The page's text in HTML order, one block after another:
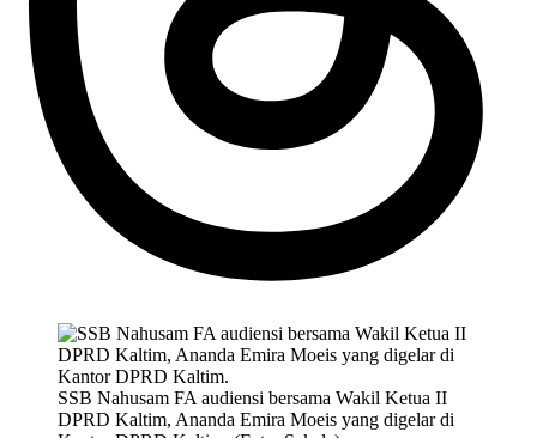
SSB Nahusam FA audiensi bersama Wakil Ketua II
DPRD Kaltim, Ananda Emira Moeis yang digelar di